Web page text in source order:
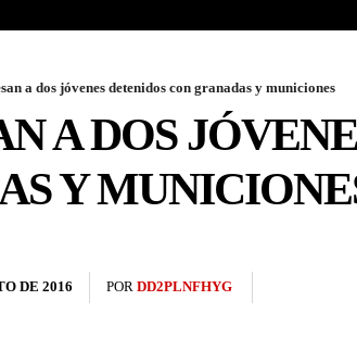
a dos jóvenes detenidos con granadas y municiones
A DOS
Y
DE 2016 POR DD2PLNFHYG